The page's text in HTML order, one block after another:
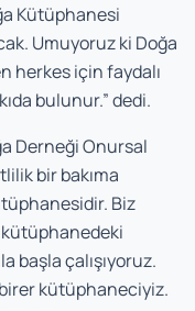
Kütüphanesi
Umuyoruz ki Doğa
herkes için faydalı
bulunur.” dedi.
Derneği Onursal
bir bakıma
Biz
kütüphanedeki
başla çalışıyoruz.
birer kütüphaneciyiz.